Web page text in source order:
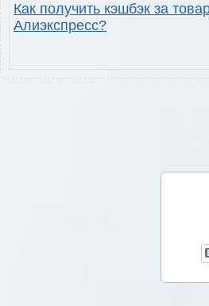
Как получить кэшбэк за
Алиэкспресс?